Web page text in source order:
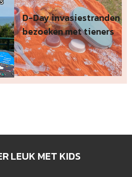
D-Day invasiestranden
bezoeken met tieners
LEUK MET KIDS